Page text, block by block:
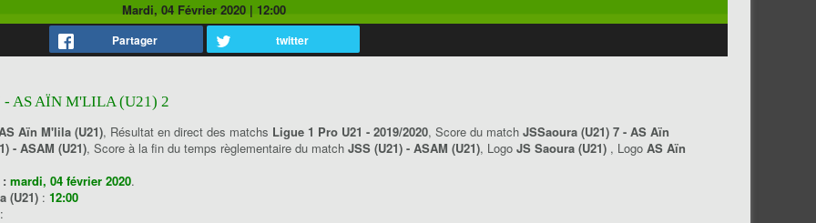
Mardi, 04 Février 2020 | 12:00
Partager twitter
- AS AÏN M'LILA (U21) 2
Aïn M'lila (U21), Résultat en direct des matchs Ligue 1 Pro U21 - 2019/2020, Score du match JSSaoura (U21) 7 - AS Aïn
- ASAM (U21), Score à la fin du temps règlementaire du match JSS (U21) - ASAM (U21), Logo JS Saoura (U21) , Logo AS Aïn
mardi, 04 février 2020.
(U21) : 12:00
: